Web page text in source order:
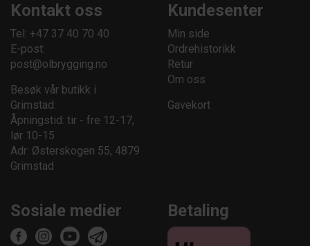
Kontakt oss
Tel: +47 37 40 70 40
E-post:
post@olbrygging.no
Besøk vår butikk i
Grimstad:
Åpningstid: tir - fre 12-17,
lør 10-15
Adr: Østerskogen 55, 4879
Grimstad
Kundesenter
Min side
Ordrehistorikk
Retur
Om oss
Gavekort
Sosiale medier Betaling